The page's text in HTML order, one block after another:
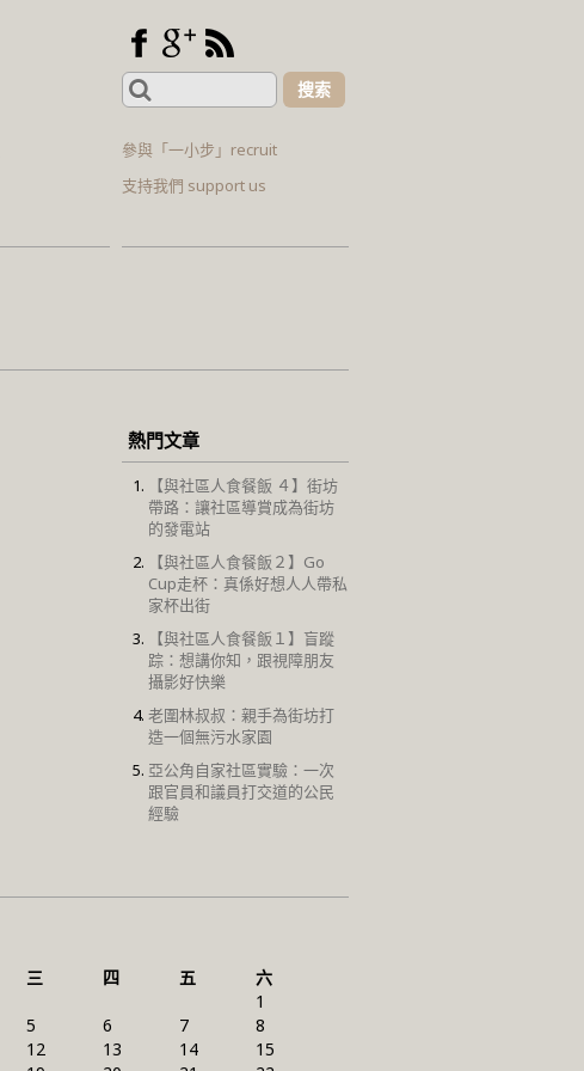
Search
for:
參與「一小步」recruit
支持我們 support us
熱門文章
【與社區人食餐飯 ４】街坊
帶路：讓社區導賞成為街坊
的發電站
【與社區人食餐飯２】Go
Cup走杯：真係好想人人帶私
家杯出街
【與社區人食餐飯１】盲蹤
踪：想講你知，跟視障朋友
攝影好快樂
老圍林叔叔：親手為街坊打
造一個無污水家園
亞公角自家社區實驗：一次
跟官員和議員打交道的公民
經驗
三 四 五
六
1
5 6 7
8
12 13 14
15